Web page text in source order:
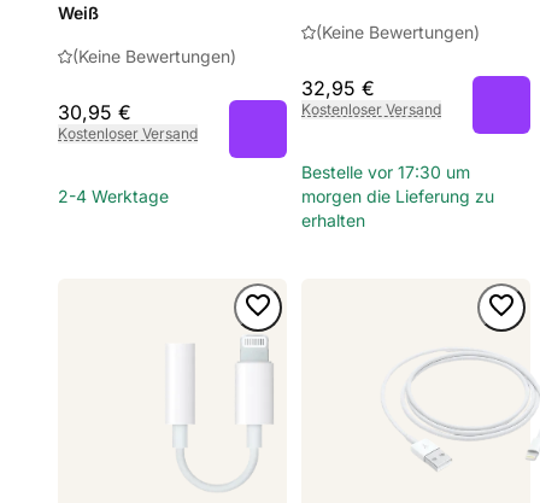
Weiß
(Keine Bewertungen)
30,95 €
Kostenloser Versand
2-4 Werktage
(Keine Bewertungen)
32,95 €
Kostenloser Versand
Bestelle vor 17:30 um
morgen die Lieferung zu
erhalten